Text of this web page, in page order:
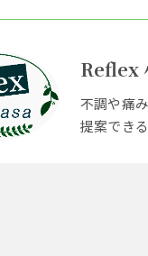
Reflex
不調や痛
提案でき